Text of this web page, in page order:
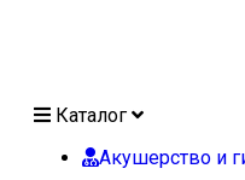
Каталог
Акушерство и